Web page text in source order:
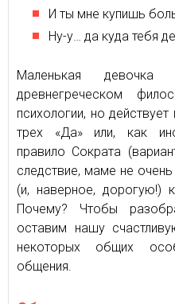
И ты мне купишь
Ну-у… да куда тебя
Маленькая
древнегреческом
психологии, но
трех «Да» или, как
правило Сократа
следствие, маме не
(и, наверное, дорогую!)
Почему? Чтобы
оставим нашу
некоторых общих
общения.